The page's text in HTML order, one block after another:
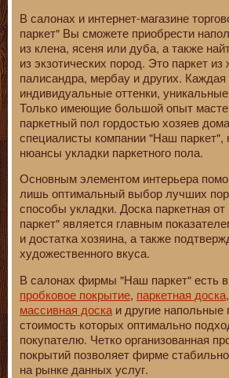
В салонах и интернет-магазине
паркет" Вы сможете приобрести
из клена, ясеня или дуба, а также
из экзотических пород. Это паркет из
палисандра, мербау и других.
индивидуальные оттенки,
Только имеющие большой опыт
паркетный пол гордостью хозяев
специалисты компании "Наш паркет",
нюансы укладки паркетного пола.
Основным элементом интерьера
лишь оптимальный выбор лучших
способы укладки. Доска паркетная
паркет" является главным
и достатка хозяина, а также
художественного вкуса.
В салонах фирмы "Наш паркет" есть
пробковое покрытие, паркетная доска,
массивная доска и другие напольные
стоимость которых оптимально
покупателю. Четко организованная
покрытий позволяет фирме
на рынке данных услуг.